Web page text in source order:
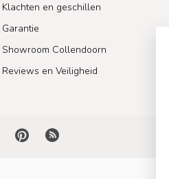
Klachten en geschillen
Garantie
Showroom Collendoorn
Reviews en Veiligheid